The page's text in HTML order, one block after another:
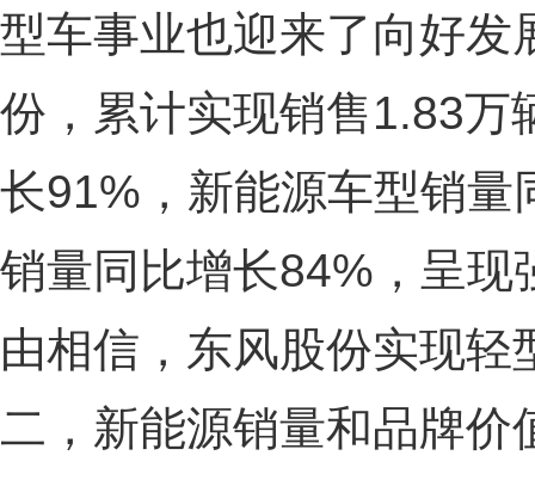
型车事业也迎来了向好发
份，累计实现销售1.83万
长91%，新能源车型销
销量同比增长84%，呈现
由相信，东风股份实现
二，新能源销量和品牌价